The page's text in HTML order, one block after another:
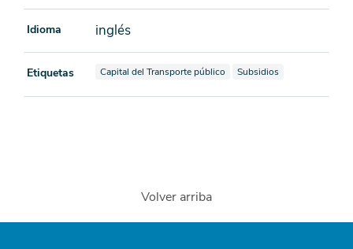
Idioma inglés
Etiquetas Ver documentos también etiquetados como
Capital del Transporte público Ver documentos también
Subsidios
Volver arriba